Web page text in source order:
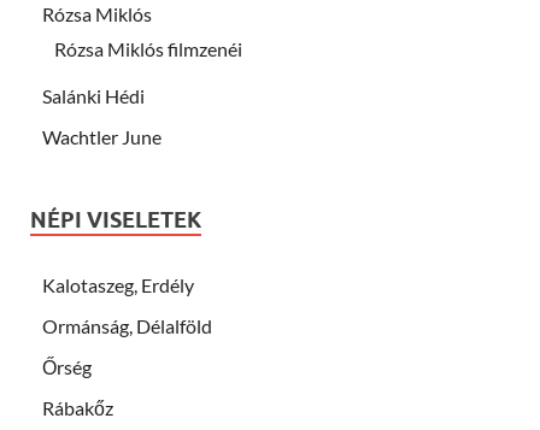
Rózsa Miklós
Rózsa Miklós filmzenéi
Salánki Hédi
Wachtler June
NÉPI VISELETEK
Kalotaszeg, Erdély
Ormánság, Délalföld
Őrség
Rábakőz